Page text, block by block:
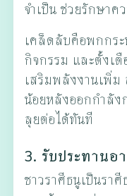
จำเป็น ช่วยรักษา
เคล็ดลับคือพกกร
กิจกรรม และตั้งเ
เสริมพลังงานเพิ่
น้อยหลังออกกำลัง
ลุยต่อได้ทันที
3. รับประทานอ
ชาวราศีธนูเป็นรา